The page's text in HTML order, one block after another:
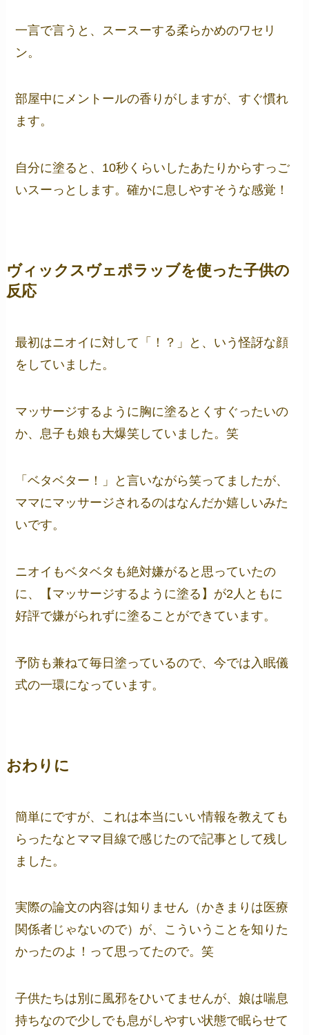
一言で言うと、スースーする柔らかめのワセリ
ン。
部屋中にメントールの香りがしますが、すぐ慣れ
ます。
自分に塗ると、10秒くらいしたあたりからすっご
いスーっとします。確かに息しやすそうな感覚！
ヴィックスヴェポラッブを使った子供の
反応
最初はニオイに対して「！？」と、いう怪訝な顔
をしていました。
マッサージするように胸に塗るとくすぐったいの
か、息子も娘も大爆笑していました。笑
「ベタベター！」と言いながら笑ってましたが、
ママにマッサージされるのはなんだか嬉しいみた
いです。
ニオイもベタベタも絶対嫌がると思っていたの
に、【マッサージするように塗る】が2人ともに
好評で嫌がられずに塗ることができています。
予防も兼ねて毎日塗っているので、今では入眠儀
式の一環になっています。
おわりに
簡単にですが、これは本当にいい情報を教えても
らったなとママ目線で感じたので記事として残し
ました。
実際の論文の内容は知りません（かきまりは医療
関係者じゃないので）が、こういうことを知りた
かったのよ！って思ってたので。笑
子供たちは別に風邪をひいてませんが、娘は喘息
持ちなので少しでも息がしやすい状態で眠らせて